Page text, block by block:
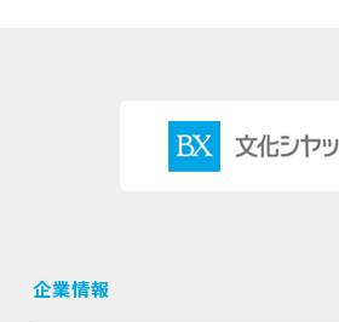
企業情報